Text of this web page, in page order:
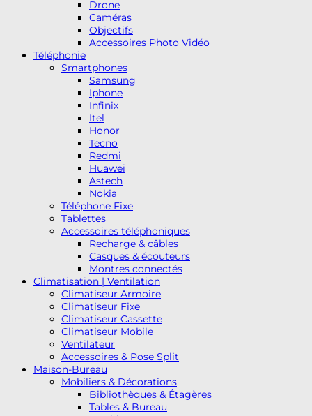
Drone
Caméras
Objectifs
Accessoires Photo Vidéo
Téléphonie
Smartphones
Samsung
Iphone
Infinix
Itel
Honor
Tecno
Redmi
Huawei
Astech
Nokia
Téléphone Fixe
Tablettes
Accessoires téléphoniques
Recharge & câbles
Casques & écouteurs
Montres connectés
Climatisation | Ventilation
Climatiseur Armoire
Climatiseur Fixe
Climatiseur Cassette
Climatiseur Mobile
Ventilateur
Accessoires & Pose Split
Maison-Bureau
Mobiliers & Décorations
Bibliothèques & Étagères
Tables & Bureau